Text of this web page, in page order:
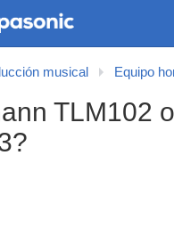
musical Equipo
TLM102 o